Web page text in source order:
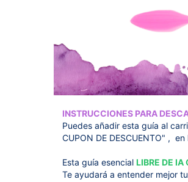
INSTRUCCIONES PARA
Puedes añadir esta guía al
CUPON DE DESCUENTO" ,
Esta guía esencial LIBRE DE IA
Te ayudará a entender mejor